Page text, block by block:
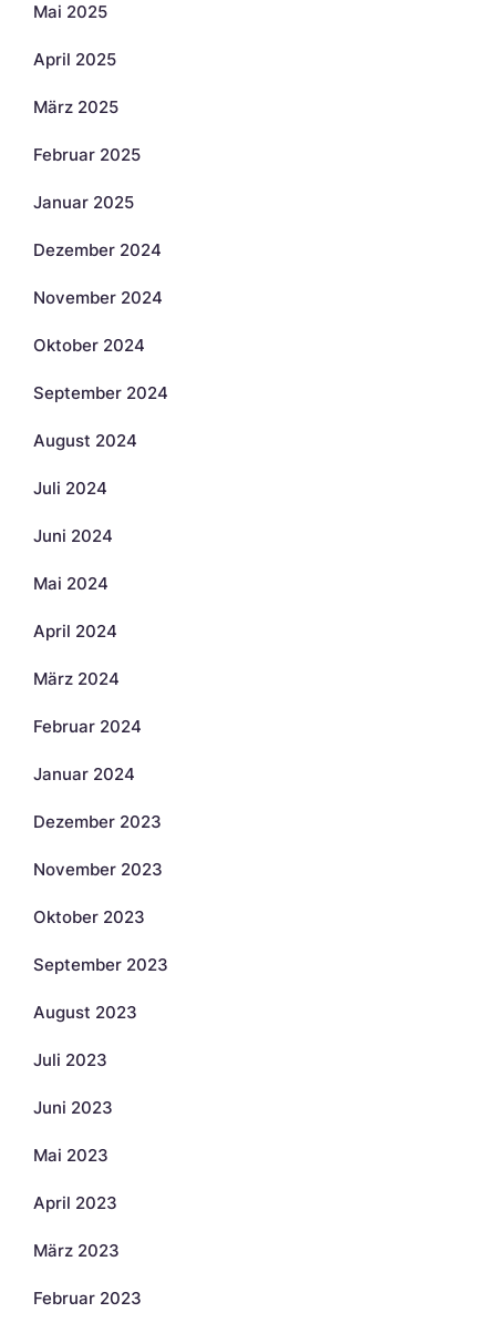
Mai 2025
April 2025
März 2025
Februar 2025
Januar 2025
Dezember 2024
November 2024
Oktober 2024
September 2024
August 2024
Juli 2024
Juni 2024
Mai 2024
April 2024
März 2024
Februar 2024
Januar 2024
Dezember 2023
November 2023
Oktober 2023
September 2023
August 2023
Juli 2023
Juni 2023
Mai 2023
April 2023
März 2023
Februar 2023